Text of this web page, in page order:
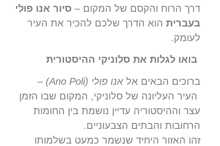
דרך הרוח והקסם של המקום – סיור אנו פולִי
בעברית הוא הדרך שלכם להכיר את העיר
לעומק.
בואו לגלות את סלוניקי ההיסטורית
ברוכים הבאים אל אנו פולי (Ano Poli)
–
העיר העליונה של סלוניקי, המקום שבו הזמן
עצר וההיסטוריה עדיין נושמת בין החומות
הרחובות והבתים הצבעוניים.
זהו האזור היחיד שנשמר כמעט בשלמותו